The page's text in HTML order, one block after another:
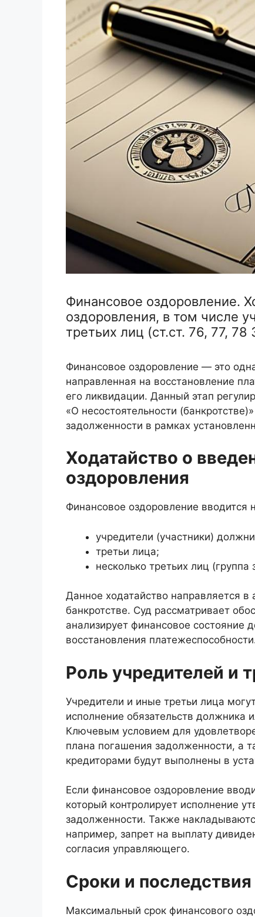
Финансовое оздоровление.
оздоровления, в том числе
третьих лиц (ст.ст. 76, 77, 78
Финансовое оздоровление — это
направленная на восстановление
его ликвидации. Данный этап
«О несостоятельности
задолженности в рамках
Ходатайство о
оздоровления
Финансовое оздоровление вводится
учредители (участники)
третьи лица;
несколько третьих лиц
Данное ходатайство направляется
банкротстве. Суд рассматривает
анализирует финансовое
восстановления
Роль учредителей и
Учредители и иные третьи лица
исполнение обязательств должника
Ключевым условием для
плана погашения задолженности, а
кредиторами будут выполнены в
Если финансовое оздоровление
который контролирует исполнение
задолженности. Также
например, запрет на выплату
согласия управляющего.
Сроки и
Максимальный срок финансового